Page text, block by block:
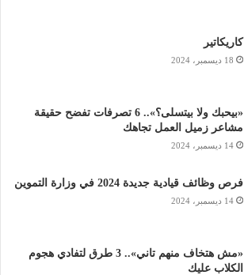
كاريكاتير
18 ديسمبر، 2024
«بيحبك ولا بيتسلى؟».. 6 تصرفات تفضح حقيقة
مشاعر زميل العمل تجاهك
14 ديسمبر، 2024
فرص وظائف قيادية جديدة 2024 في وزارة التموين
14 ديسمبر، 2024
«مش هتخاف منهم تاني».. 3 طرق لتفادي هجوم
الكلاب عليك